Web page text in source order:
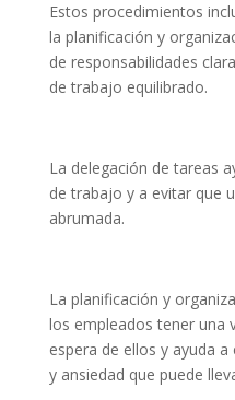
Estos procedimientos
la planificación y
de responsabilidades
de trabajo equilibrado.
La delegación de tareas
de trabajo y a evitar que
abrumada.
La planificación y
los empleados tener una
espera de ellos y ayuda
y ansiedad que puede